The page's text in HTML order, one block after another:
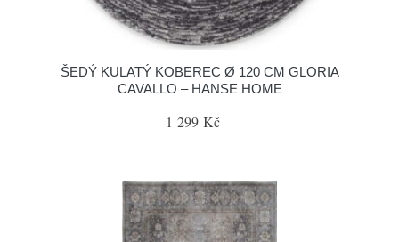
ŠEDÝ KULATÝ KOBEREC Ø 120 CM GLORIA
CAVALLO – HANSE HOME
1 299 Kč